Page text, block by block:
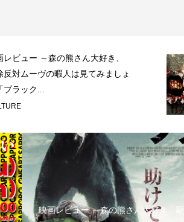
レビュー ～森の熊さん大好き、
反対ムーヴの暇人は見てみましょ
ブラック...
映画レビュー ～森の熊さん大好き、駆